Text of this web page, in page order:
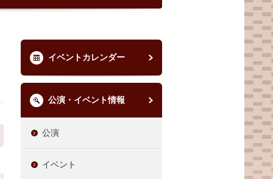
イベントカレンダー
公演・イベント情報
公演
イベント